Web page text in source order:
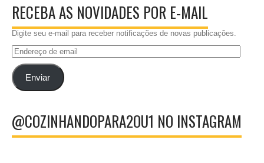
RECEBA AS NOVIDADES POR E-MAIL
Digite seu e-mail para receber notificações de novas publicações.
Endereço
emailEnviar
@COZINHANDOPARA2OU1 NO INSTAGRAM